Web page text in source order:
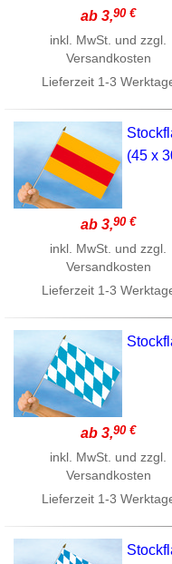
ab 3,90 €
inkl. MwSt. und zzgl.
Versandkosten
Lieferzeit 1-3
(45 x
ab 3,90 €
inkl. MwSt. und zzgl.
Versandkosten
Lieferzeit 1-3
ab 3,90 €
inkl. MwSt. und zzgl.
Versandkosten
Lieferzeit 1-3